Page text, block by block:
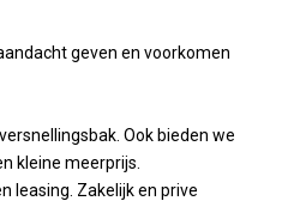
geven en voorkomen
Ook bieden we
kleine meerprijs.
leasing. Zakelijk en prive